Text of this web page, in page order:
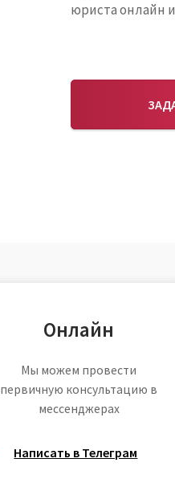
юриста онлайн
Онлайн
Мы можем провести
первичную консультацию в
мессенджерах
Написать в Телеграм